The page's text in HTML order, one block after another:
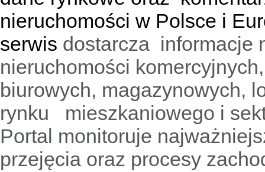
nieruchomości w Polsce i
serwis dostarcza informacje
nieruchomości
biurowych, magazynowych,
rynku mieszkaniowego i
Portal monitoruje
przejęcia oraz procesy